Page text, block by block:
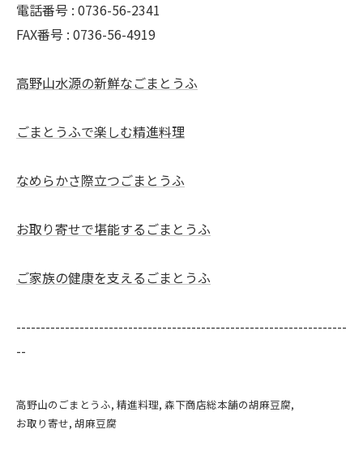
電話番号 : 0736-56-2341
FAX番号 : 0736-56-4919
高野山水源の新鮮なごまとうふ
ごまとうふで楽しむ精進料理
なめらかさ際立つごまとうふ
お取り寄せで堪能するごまとうふ
ご家族の健康を支えるごまとうふ
--------------------------------------------------------------------
--
高野山のごまとうふ 精進料理 森下商店総本舗の胡麻豆腐
お取り寄せ 胡麻豆腐